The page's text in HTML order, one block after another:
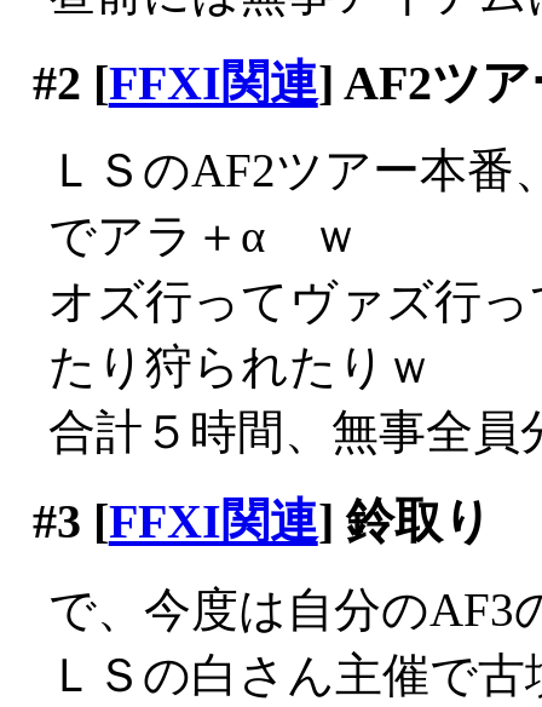
#2 [FFXI関連] AF2ツア
ＬＳのAF2ツアー本
でアラ＋α ｗ
オズ行ってヴァズ行
たり狩られたりｗ
合計５時間、無事全
#3 [FFXI関連] 鈴取り
で、今度は自分のAF3
ＬＳの白さん主催で